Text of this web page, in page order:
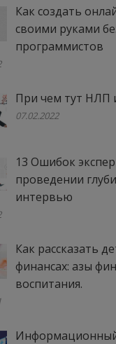
Как создать
своими руками
программистов
При чем тут НЛП
07.02.2022
13 Ошибок
проведении
интервью
Как рассказать
финансах: азы
воспитания.